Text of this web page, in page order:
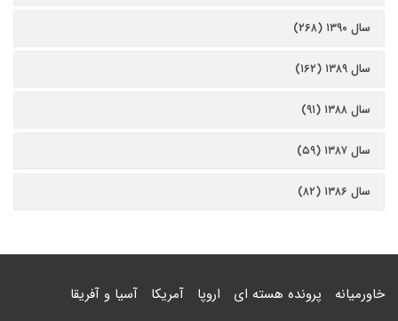
سال ۱۳۹۰ (۲۶۸)
سال ۱۳۸۹ (۱۶۲)
سال ۱۳۸۸ (۹۱)
سال ۱۳۸۷ (۵۹)
سال ۱۳۸۶ (۸۲)
خاورمیانه پرونده هسته ای اروپا آمریکا آسیا و آفریقا